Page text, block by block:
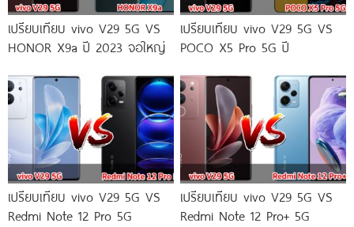
เปรียบเทียบ vivo V29 5G VS
HONOR X9a ปี 2023 จอใหญ่
เปรียบเทียบ vivo V29 5G VS
POCO X5 Pro 5G ปี
เปรียบเทียบ vivo V29 5G VS
Redmi Note 12 Pro 5G
เปรียบเทียบ vivo V29 5G VS
Redmi Note 12 Pro+ 5G